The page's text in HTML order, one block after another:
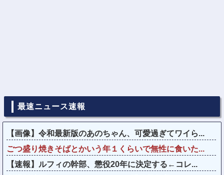
最速ニュース速報
【画像】令和最新版のあのちゃん、可愛過ぎてワイら...
ごつ盛り焼きそばとかいう年１くらいで無性に食いた...
【速報】ルフィの幹部、懲役20年に決定する←コレ...